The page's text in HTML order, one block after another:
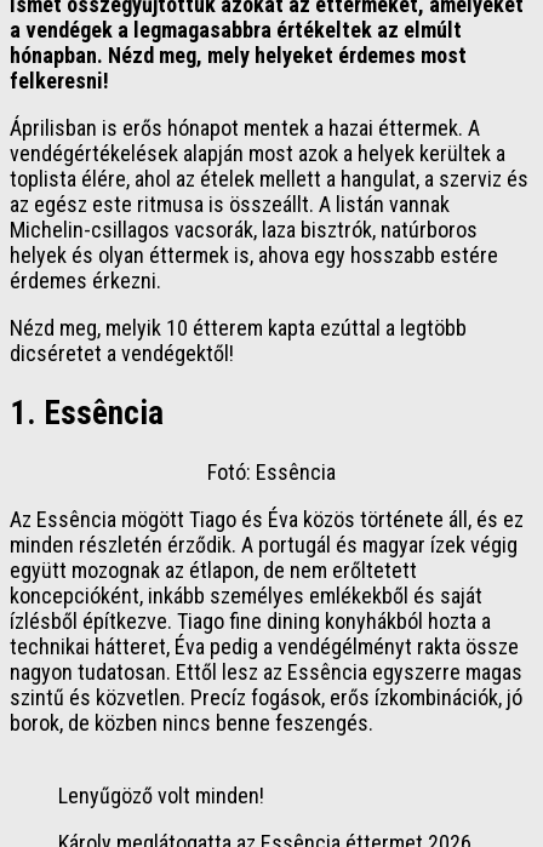
a vendégek a legmagasabbra értékeltek az elmúlt
hónapban. Nézd meg, mely helyeket érdemes most
felkeresni!
Áprilisban is erős hónapot mentek a hazai éttermek. A
vendégértékelések alapján most azok a helyek kerültek a
toplista élére, ahol az ételek mellett a hangulat, a szerviz és
az egész este ritmusa is összeállt. A listán vannak
Michelin-csillagos vacsorák, laza bisztrók, natúrboros
helyek és olyan éttermek is, ahova egy hosszabb estére
érdemes érkezni.
Nézd meg, melyik 10 étterem kapta ezúttal a legtöbb
dicséretet a vendégektől!
1. Essência
Fotó: Essência
Az Essência mögött Tiago és Éva közös története áll, és ez
minden részletén érződik. A portugál és magyar ízek végig
együtt mozognak az étlapon, de nem erőltetett
koncepcióként, inkább személyes emlékekből és saját
ízlésből építkezve. Tiago fine dining konyhákból hozta a
technikai hátteret, Éva pedig a vendégélményt rakta össze
nagyon tudatosan. Ettől lesz az Essência egyszerre magas
szintű és közvetlen. Precíz fogások, erős ízkombinációk, jó
borok, de közben nincs benne feszengés.
Lenyűgöző volt minden!